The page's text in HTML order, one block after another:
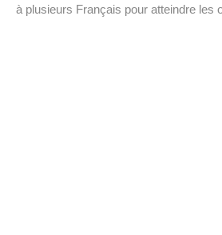
à plusieurs Français pour atteindre les